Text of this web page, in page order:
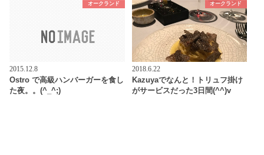
オークランド
2015.12.8
Ostro で高級ハンバーガーを食し
た夜。。(^_^;)
オークランド
2018.6.22
Kazuyaでなんと！トリュフ掛け
がサービスだった3日間(^^)v